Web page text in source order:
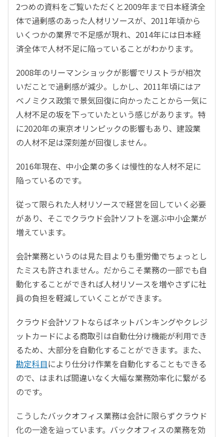
2つめの資料をご覧いただくと2009年まで日本経済全
体で過剰感のあった人材リソースが、2011年頃から
いくつかの業界で不足感が現れ、2014年には日本経
済全体で人材不足に陥っていることがわかります。
2008年のリーマンショックが影響でリストラが相次
いだことで過剰感が減少。しかし、2011年頃にはア
ベノミクス政策で景気回復に向かったことから一気に
人材不足の坂を下っていたという感じがあります。特
に2020年の東京オリンピックの影響もあり、建設業
の人材不足は深刻差が回復しません。
2016年現在、中小企業の多くは慢性的な人材不足に
陥っているのです。
従って限られた人材リソースで経営を回していく必要
があり、そこでクラウド会計ソフトを選ぶ中小企業が
増えています。
会計業務というのは見た目よりも重労働でちょっとし
たミスも許されません。だからこそ業務の一部でも自
動化することができれば人材リソースを増やさずに社
員の負担を軽減していくことができます。
クラウド会計ソフトならばネットバンキングやクレジ
ットカードによる商取引は自動仕分け機能が利用でき
るため、大部分を自動化することができます。また、
勘定科目により仕分け作業を自動化することもできる
ので、はまれば間違いなく大幅な業務効率化に繋がる
のです。
こうしたバックオフィス業務は会計に限らずクラウド
化の一途を辿っています。バックオフィスの業務を効